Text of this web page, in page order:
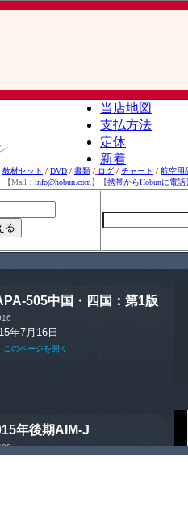
教材セット / DVD / 書類 / ログ / チャート / 航空用
Mail： info@hobun.com】【携帯からHobunに電話